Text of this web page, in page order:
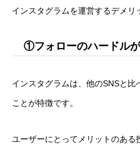
インスタグラムを運営するデメリ
①フォローのハードル
インスタグラムは、他のSNSと
ことが特徴です。
ユーザーにとってメリットのある